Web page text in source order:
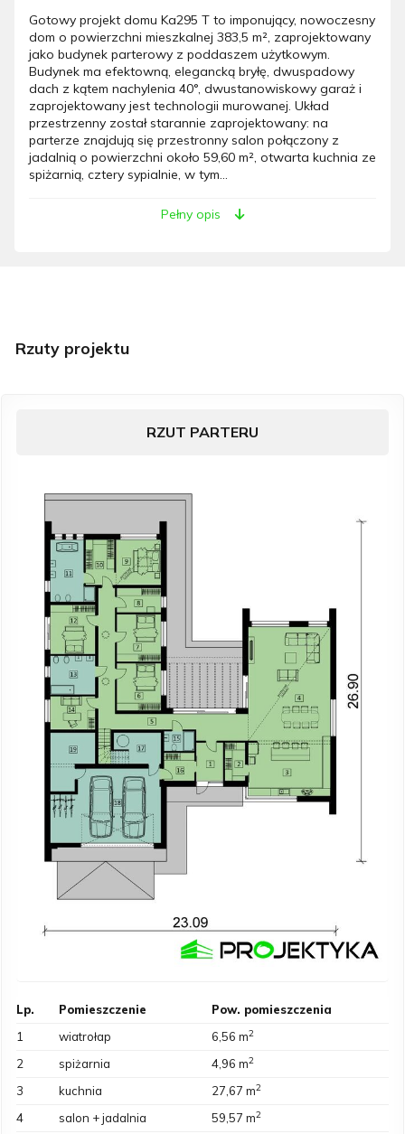
Gotowy projekt domu Ka295 T to imponujący, nowoczesny
dom o powierzchni mieszkalnej 383,5 m², zaprojektowany
jako budynek parterowy z poddaszem użytkowym.
Budynek ma efektowną, elegancką bryłę, dwuspadowy
dach z kątem nachylenia 40°, dwustanowiskowy garaż i
zaprojektowany jest technologii murowanej. Układ
przestrzenny został starannie zaprojektowany: na
parterze znajdują się przestronny salon połączony z
jadalnią o powierzchni około 59,60 m², otwarta kuchnia ze
spiżarnią, cztery sypialnie, w tym...
Pełny opis
Rzuty projektu
RZUT PARTERU
Lp. Pomieszczenie
Pow. pomieszczenia
1
wiatrołap 6,56 m2
2 spiżarnia 4,96 m2
3 kuchnia 27,67 m2
4 salon + jadalnia 59,57 m2